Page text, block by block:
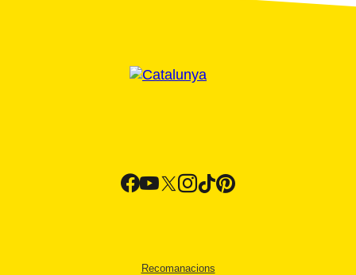
Recomanacions